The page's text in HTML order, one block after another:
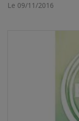
Le 09/11/2016